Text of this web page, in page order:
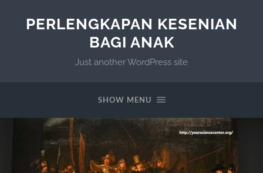
PERLENGKAPAN KESENIAN
BAGI ANAK
Just another WordPress site
SHOW MENU